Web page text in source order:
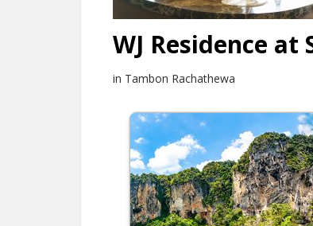
WJ Residence
in Tambon Rachathewa